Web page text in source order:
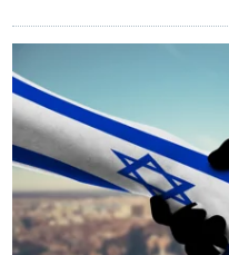
Полиция и военные